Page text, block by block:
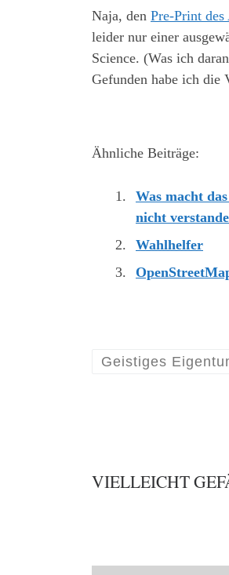
Naja, den Pre-Print
leider nur einer
Science. (Was ich
Gefunden habe ich die
Ähnliche Beiträge:
Was macht
nicht
Wahlhelfer
Geistiges
VIELLEICHT